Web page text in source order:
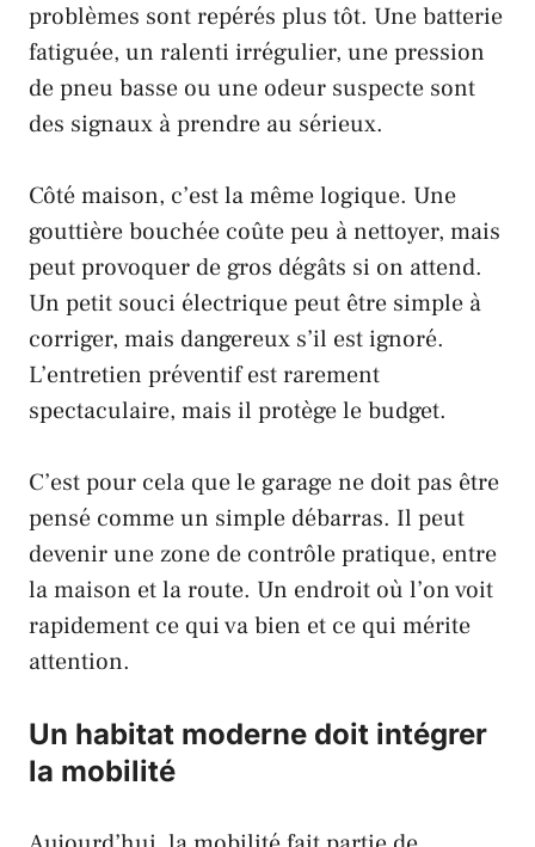
problèmes sont repérés plus tôt. Une batterie
fatiguée, un ralenti irrégulier, une pression
de pneu basse ou une odeur suspecte sont
des signaux à prendre au sérieux.
Côté maison, c’est la même logique. Une
gouttière bouchée coûte peu à nettoyer, mais
peut provoquer de gros dégâts si on attend.
Un petit souci électrique peut être simple à
corriger, mais dangereux s’il est ignoré.
L’entretien préventif est rarement
spectaculaire, mais il protège le budget.
C’est pour cela que le garage ne doit pas être
pensé comme un simple débarras. Il peut
devenir une zone de contrôle pratique, entre
la maison et la route. Un endroit où l’on voit
rapidement ce qui va bien et ce qui mérite
attention.
Un habitat moderne doit intégrer
la mobilité